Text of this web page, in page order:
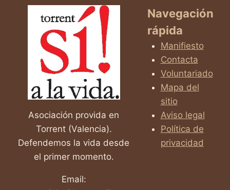
TU
VIDA
Asociación provida en
Torrent (Valencia).
Defendemos la vida desde
el primer momento.
Email:
Navegación
rápida
Manifiesto
Contacta
Voluntariado
Mapa del
sitio
Aviso legal
Política de
privacidad